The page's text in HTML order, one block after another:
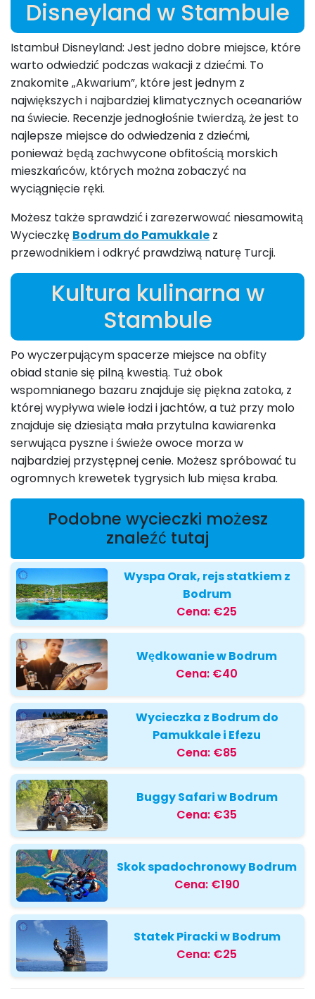
Disneyland w Stambule
Istambuł Disneyland: Jest jedno dobre miejsce, które
warto odwiedzić podczas wakacji z dziećmi. To
znakomite „Akwarium”, które jest jednym z
największych i najbardziej klimatycznych oceanariów
na świecie. Recenzje jednogłośnie twierdzą, że jest to
najlepsze miejsce do odwiedzenia z dziećmi,
ponieważ będą zachwycone obfitością morskich
mieszkańców, których można zobaczyć na
wyciągnięcie ręki.
Możesz także sprawdzić i zarezerwować niesamowitą
Wycieczkę Bodrum do Pamukkale z
przewodnikiem i odkryć prawdziwą naturę Turcji.
Kultura kulinarna w
Stambule
Po wyczerpującym spacerze miejsce na obfity
obiad stanie się pilną kwestią. Tuż obok
wspomnianego bazaru znajduje się piękna zatoka, z
której wypływa wiele łodzi i jachtów, a tuż przy molo
znajduje się dziesiąta mała przytulna kawiarenka
serwująca pyszne i świeże owoce morza w
najbardziej przystępnej cenie. Możesz spróbować tu
ogromnych krewetek tygrysich lub mięsa kraba.
Podobne wycieczki możesz
znaleźć tutaj
Wyspa Orak, rejs statkiem z
Bodrum
Cena: €25
Wędkowanie w Bodrum
Cena: €40
Wycieczka z Bodrum do
Pamukkale i Efezu
Cena: €85
Buggy Safari w Bodrum
Cena: €35
Skok spadochronowy Bodrum
Cena: €190
Statek Piracki w Bodrum
Cena: €25